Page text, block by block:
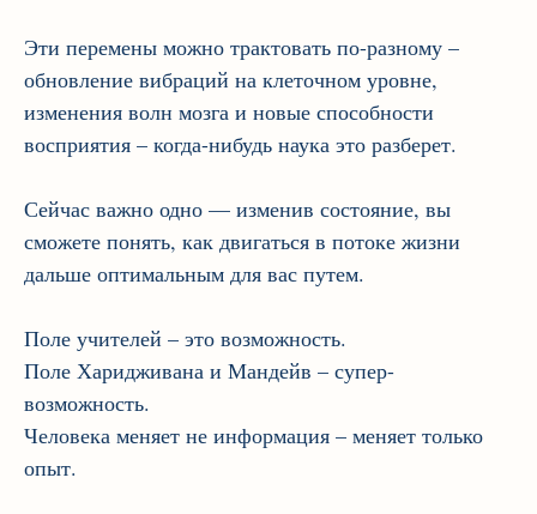
Эти перемены можно трактовать по-разному –
обновление вибраций на клеточном уровне,
изменения волн мозга и новые способности
восприятия – когда-нибудь наука это разберет.
Сейчас важно одно — изменив состояние, вы
сможете понять, как двигаться в потоке жизни
дальше оптимальным для вас путем.
Поле учителей – это возможность.
Поле Харидживана и Мандейв – супер-
возможность.
Человека меняет не информация – меняет только
опыт.